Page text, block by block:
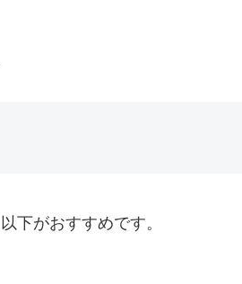
下がおすすめです。